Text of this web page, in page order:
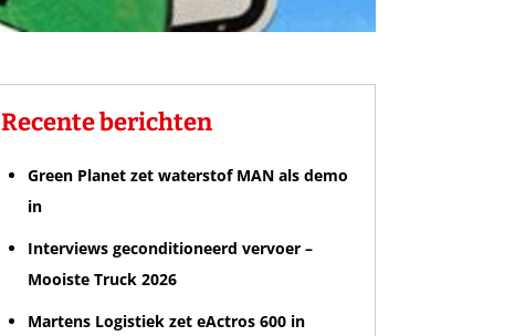
Recente berichten
Green Planet zet waterstof MAN als demo
in
Interviews geconditioneerd vervoer –
Mooiste Truck 2026
Martens Logistiek zet eActros 600 in